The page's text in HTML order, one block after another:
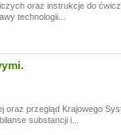
oraz instrukcje do
technologii...
przegląd Krajowego
substancji i...